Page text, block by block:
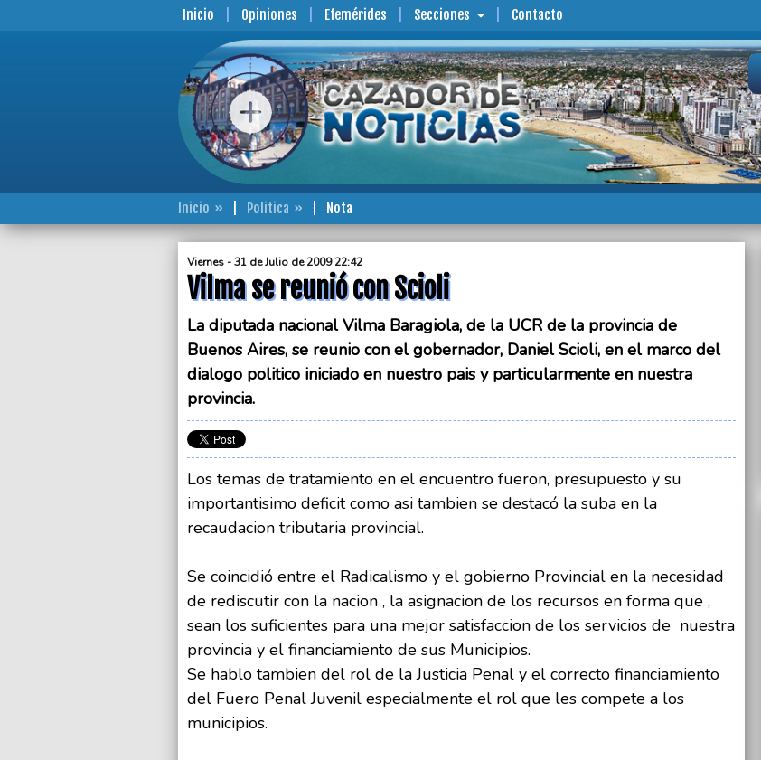
Inicio Opiniones Efemérides Secciones Contacto
Inicio Politica Nota
Viernes - 31 de Julio de 2009 22:42
Vilma se reunió con Scioli
La diputada nacional Vilma Baragiola, de la UCR de la provincia de
Buenos Aires, se reunio con el gobernador, Daniel Scioli, en el marco del
dialogo politico iniciado en nuestro pais y particularmente en nuestra
provincia.
Los temas de tratamiento en el encuentro fueron, presupuesto y su
importantisimo deficit como asi tambien se destacó la suba en la
recaudacion tributaria provincial.
Se coincidió entre el Radicalismo y el gobierno Provincial en la necesidad
de rediscutir con la nacion , la asignacion de los recursos en forma que ,
sean los suficientes para una mejor satisfaccion de los servicios de nuestra
provincia y el financiamiento de sus Municipios.
Se hablo tambien del rol de la Justicia Penal y el correcto financiamiento
del Fuero Penal Juvenil especialmente el rol que les compete a los
municipios.